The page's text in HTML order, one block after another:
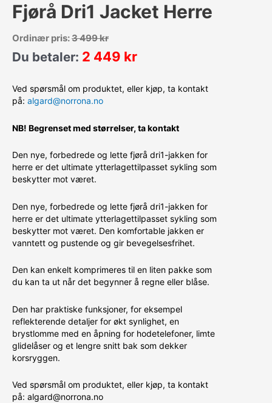
Fjørå Dri1 Jacket Herre
Ordinær pris:3 499kr
Du betaler: 2 449 kr
Ved spørsmål om produktet, eller kjøp, ta kontakt
på: algard@norrona.no
NB! Begrenset med størrelser, ta kontakt
Den nye, forbedrede og lette fjørå dri1-jakken for
herre er det ultimate ytterlagettilpasset sykling som
beskytter mot været.
Den nye, forbedrede og lette fjørå dri1-jakken for
herre er det ultimate ytterlagettilpasset sykling som
beskytter mot været. Den komfortable jakken er
vanntett og pustende og gir bevegelsesfrihet.
Den kan enkelt komprimeres til en liten pakke som
du kan ta ut når det begynner å regne eller blåse.
Den har praktiske funksjoner, for eksempel
reflekterende detaljer for økt synlighet, en
brystlomme med en åpning for hodetelefoner, limte
glidelåser og et lengre snitt bak som dekker
korsryggen.
Ved spørsmål om produktet, eller kjøp, ta kontakt
på: algard@norrona.no